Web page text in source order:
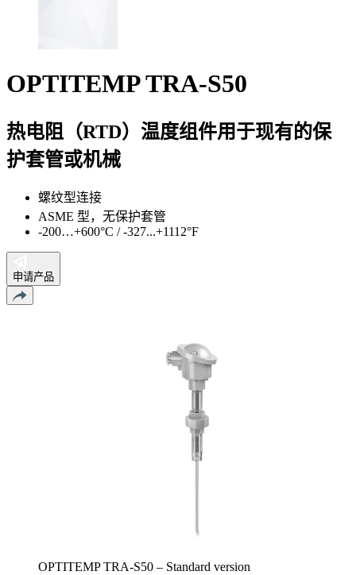
OPTITEMP TRA-S50
热电阻（RTD）温度组件用于现有的保
护套管或机械
螺纹型连接
ASME 型，无保护套管
-200…+600°C / -327...+1112°F
申请产品
OPTITEMP TRA-S50 – Standard version